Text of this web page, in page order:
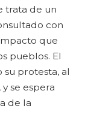
trata de un
con
que
pueblos. El
su protesta, al
se espera
de la